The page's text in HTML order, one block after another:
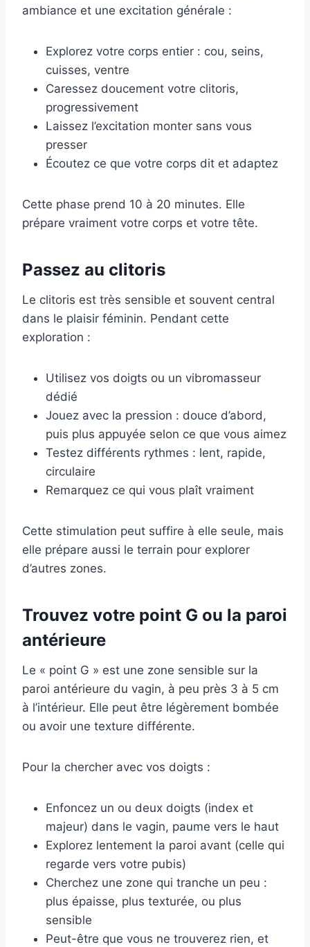
ambiance et une excitation générale :
Explorez votre corps entier : cou, seins,
cuisses, ventre
Caressez doucement votre clitoris,
progressivement
Laissez l’excitation monter sans vous
presser
Écoutez ce que votre corps dit et adaptez
Cette phase prend 10 à 20 minutes. Elle
prépare vraiment votre corps et votre tête.
Passez au clitoris
Le clitoris est très sensible et souvent central
dans le plaisir féminin. Pendant cette
exploration :
Utilisez vos doigts ou un vibromasseur
dédié
Jouez avec la pression : douce d’abord,
puis plus appuyée selon ce que vous aimez
Testez différents rythmes : lent, rapide,
circulaire
Remarquez ce qui vous plaît vraiment
Cette stimulation peut suffire à elle seule, mais
elle prépare aussi le terrain pour explorer
d’autres zones.
Trouvez votre point G ou la paroi
antérieure
Le « point G » est une zone sensible sur la
paroi antérieure du vagin, à peu près 3 à 5 cm
à l’intérieur. Elle peut être légèrement bombée
ou avoir une texture différente.
Pour la chercher avec vos doigts :
Enfoncez un ou deux doigts (index et
majeur) dans le vagin, paume vers le haut
Explorez lentement la paroi avant (celle qui
regarde vers votre pubis)
Cherchez une zone qui tranche un peu :
plus épaisse, plus texturée, ou plus
sensible
Peut-être que vous ne trouverez rien, et